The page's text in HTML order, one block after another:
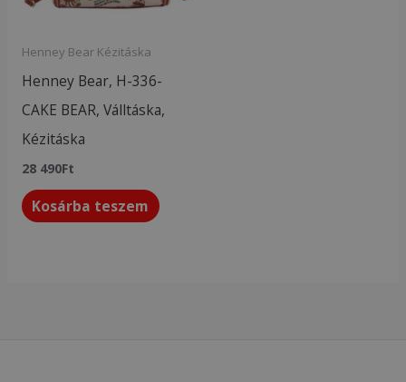
Henney Bear Kézitáska
Henney Bear, H-336-
CAKE BEAR, Válltáska,
Kézitáska
28 490Ft
Kosárba teszem